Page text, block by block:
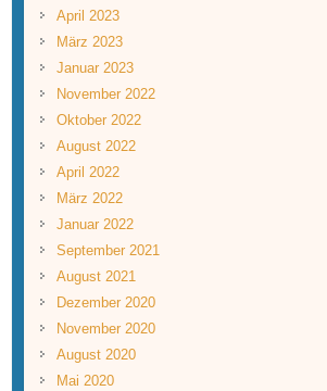
April 2023
März 2023
Januar 2023
November 2022
Oktober 2022
August 2022
April 2022
März 2022
Januar 2022
September 2021
August 2021
Dezember 2020
November 2020
August 2020
Mai 2020